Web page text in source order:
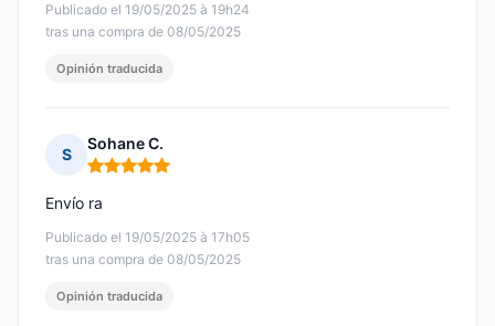
Publicado el 19/05/2025 à 19h24
tras una compra de 08/05/2025
Opinión traducida
S
Sohane C.
Nota: 5 de 5
Publicado el 19/05/2025 à 17h05
tras una compra de 08/05/2025
Envío ra
Opinión traducida